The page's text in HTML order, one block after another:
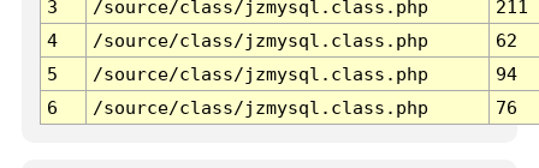
3 /source/class/jzmysql.class.php
211
4
/source/class/jzmysql.class.php
62
5
/source/class/jzmysql.class.php
94
6
/source/class/jzmysql.class.php 76